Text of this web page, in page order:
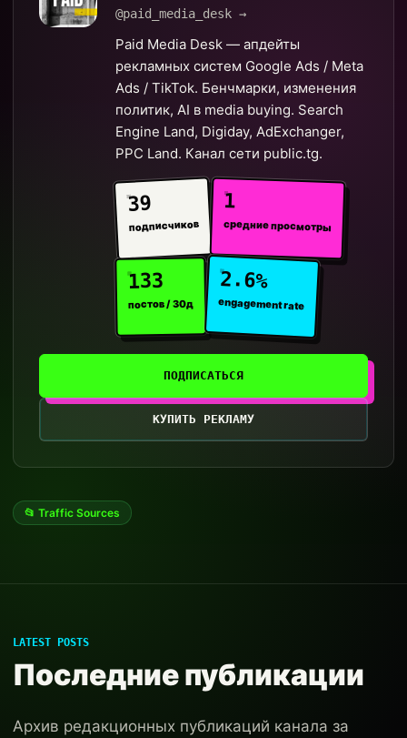
@paid_media_desk →
Paid Media Desk — апдейты
рекламных систем Google Ads / Meta
Ads / TikTok. Бенчмарки, изменения
политик, AI в media buying. Search
Engine Land, Digiday, AdExchanger,
PPC Land. Канал сети public.tg.
39
подписчиков
1
средние просмотры
133
постов / 30д
2.6%
engagement rate
ПОДПИСАТЬСЯ
КУПИТЬ РЕКЛАМУ
📂 Traffic Sources
LATEST POSTS
Последние публикации
Архив редакционных публикаций канала за